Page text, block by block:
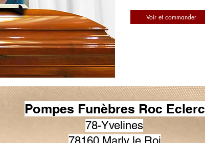
Voir et commander
Pompes Funèbres Roc Eclerc
78-Yvelines